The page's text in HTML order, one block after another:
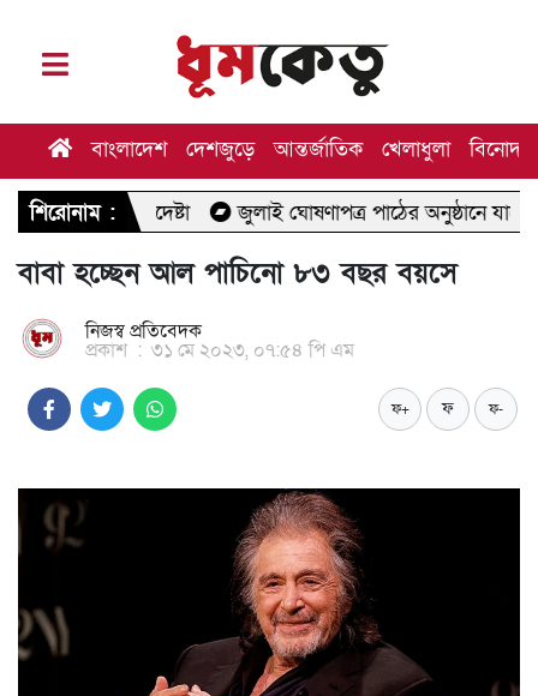
বাংলাদেশ দেশজুড়ে আন্তর্জাতিক খেলাধুলা বিনোদন
শিরোনাম :জুলাই ঘোষণাপত্র পাঠের অনুষ্ঠানে যাচ্ছেন মির্জা ফখরুল
বাবা হচ্ছেন আল পাচিনো ৮৩ বছর বয়সে
নিজস্ব প্রতিবেদক
প্রকাশ : ৩১ মে ২০২৩, ০৭:৫৪ পি এম
ফ+ ফ ফ-